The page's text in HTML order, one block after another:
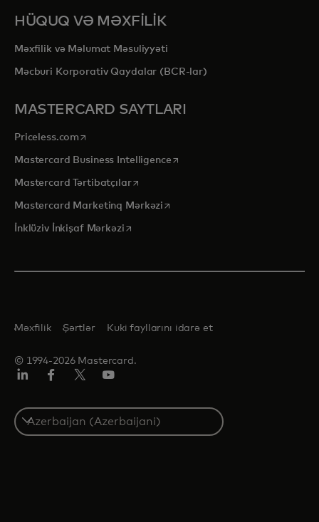
HÜQUQ VƏ MƏXFİLİK
Məxfilik və Məlumat Məsuliyyəti
Məcburi Korporativ Qaydalar (BCR-lar)
MASTERCARD SAYTLARI
Priceless.com opens in a new tab
Mastercard Business Intelligenceopens in a new tab
Mastercard Tərtibatçılaropens in a new tab
Mastercard Marketinq Mərkəzi opens in a new tab
İnklüziv İnkişaf Mərkəziopens in a new tab
© 1994-2026 Mastercard.
Məxfilik Şərtlər Kuki fayllarını idarə et
Select
a
country